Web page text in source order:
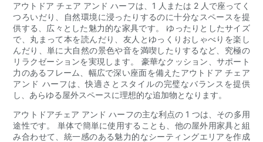
アウトドア チェア アンド ハーフは、1 人または 2 人で座ってく
つろいだり、自然環境に浸ったりするのに十分なスペースを提
供する、広々とした魅力的な家具です。 ゆったりとしたサイズ
で、丸まって本を読んだり、友人とゆっくりおしゃべりを楽し
んだり、単に大自然の景色や音を満喫したりするなど、究極の
リラクゼーションを実現します。 豪華なクッション、サポート
力のあるフレーム、幅広で深い座面を備えたアウトドア チェア
アンド ハーフは、快適さとスタイルの完璧なバランスを提供
し、あらゆる屋外スペースに理想的な追加物となります。
アウトドアチェア アンド ハーフの主な利点の 1 つは、その多用
途性です。 単体で簡単に使用することも、他の屋外用家具と組
み合わせて、統一感のある魅力的なシーティングエリアを作成